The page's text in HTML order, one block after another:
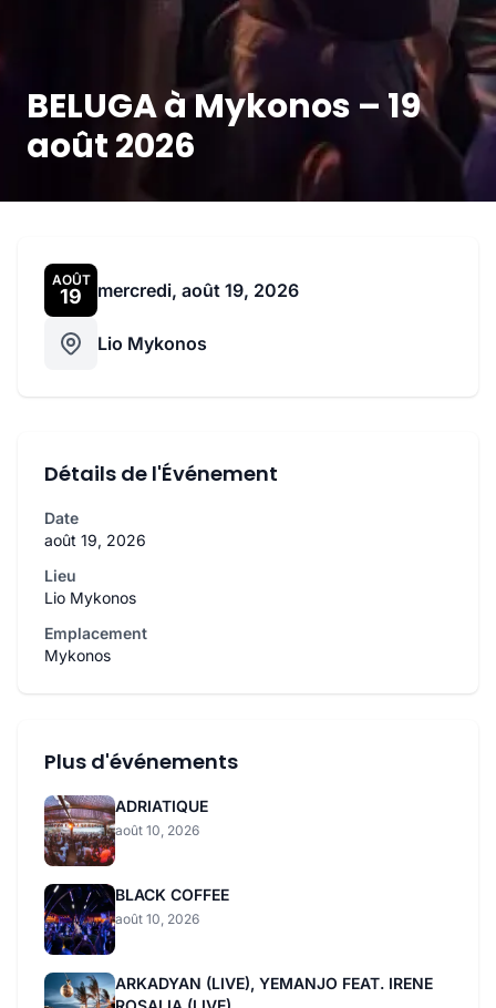
BELUGA à Mykonos – 19
août 2026
AOÛT
19 mercredi, août 19, 2026
Lio Mykonos
Détails de l'Événement
Date
août 19, 2026
Lieu
Lio Mykonos
Emplacement
Mykonos
Plus d'événements
ADRIATIQUE
août 10, 2026
BLACK COFFEE
août 10, 2026
ARKADYAN (LIVE), YEMANJO FEAT. IRENE